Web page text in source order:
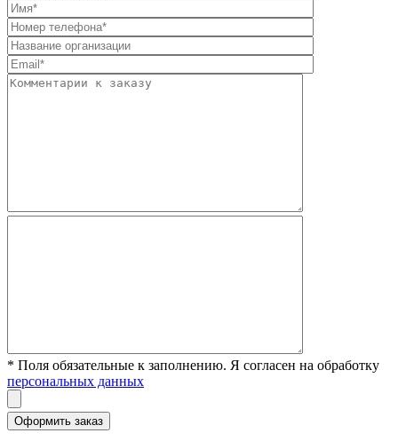
* Поля обязательные к заполнению. Я согласен на обработку
персональных данных